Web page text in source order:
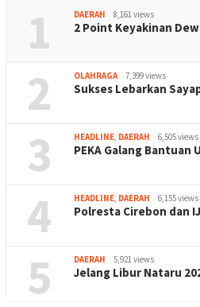
1 DAERAH 8,161 views
2 Point Keyakinan
2 OLAHRAGA 7,399 views
Sukses Lebarkan
3 HEADLINE DAERAH 6,505 views
PEKA Galang
4 HEADLINE DAERAH 6,155 views
Polresta Cirebon dan
5 DAERAH 5,921 views
Jelang Libur Nataru